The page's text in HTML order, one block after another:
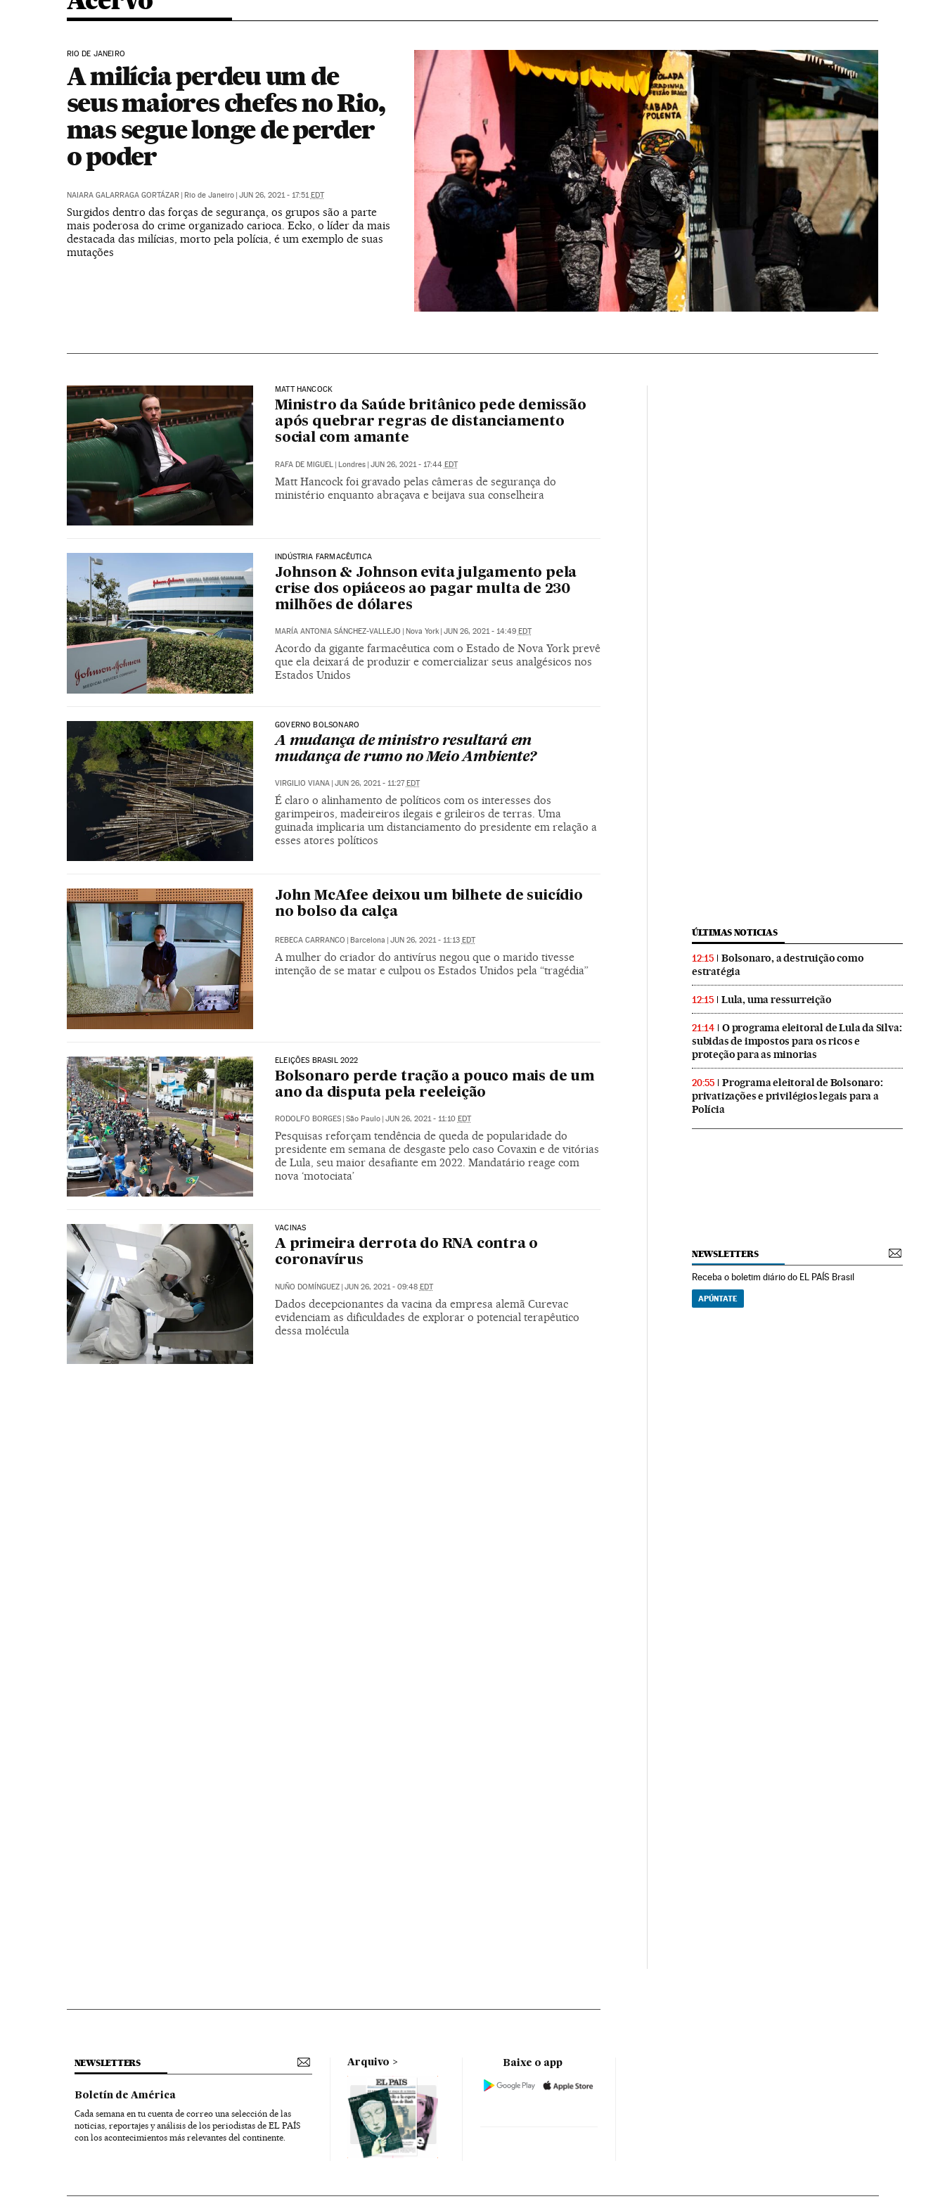
RIO DE JANEIRO
A milícia perdeu um de
seus maiores chefes no Rio,
mas segue longe de perder
o poder
NAIARA GALARRAGA GORTÁZAR | Rio de Janeiro | JUN 26, 2021 - 17:51EDT
Surgidos dentro das forças de segurança, os grupos são a parte
mais poderosa do crime organizado carioca. Ecko, o líder da mais
destacada das milícias, morto pela polícia, é um exemplo de suas
mutações
MATT HANCOCK
Ministro da Saúde britânico pede demissão
após quebrar regras de distanciamento
social com amante
RAFA DE MIGUEL | Londres | JUN 26, 2021 - 17:44 EDT
Matt Hancock foi gravado pelas câmeras de segurança do
ministério enquanto abraçava e beijava sua conselheira
INDÚSTRIA FARMACÊUTICA
Johnson & Johnson evita julgamento pela
crise dos opiáceos ao pagar multa de 230
milhões de dólares
MARÍA ANTONIA SÁNCHEZ-VALLEJO Nova York JUN 26, 2021 - 14:49 EDT
Acordo da gigante farmacêutica com o Estado de Nova York prevê
que ela deixará de produzir e comercializar seus analgésicos nos
Estados Unidos
GOVERNO BOLSONARO
A mudança de ministro resultará em
mudança de rumo no Meio Ambiente?
VIRGILIO VIANA | JUN 26, 2021 - 11:27EDT
É claro o alinhamento de políticos com os interesses dos
garimpeiros, madeireiros ilegais e grileiros de terras. Uma
guinada implicaria um distanciamento do presidente em relação a
esses atores políticos
John McAfee deixou um bilhete de suicídio
no bolso da calça
REBECA CARRANCO | Barcelona | JUN 26, 2021 - 11:13 EDT
A mulher do criador do antivírus negou que o marido tivesse
intenção de se matar e culpou os Estados Unidos pela “tragédia”
ELEIÇÕES BRASIL 2022
Bolsonaro perde tração a pouco mais de um
ano da disputa pela reeleição
RODOLFO BORGES | São Paulo | JUN 26, 2021 - 11:10 EDT
Pesquisas reforçam tendência de queda de popularidade do
presidente em semana de desgaste pelo caso Covaxin e de vitórias
de Lula, seu maior desafiante em 2022. Mandatário reage com
nova ‘motociata’
VACINAS
A primeira derrota do RNA contra o
coronavírus
NUÑO DOMÍNGUEZ | JUN 26, 2021 - 09:48 EDT
Dados decepcionantes da vacina da empresa alemã Curevac
evidenciam as dificuldades de explorar o potencial terapêutico
dessa molécula
ÚLTIMAS NOTICIAS
12:15
Bolsonaro, a destruição como
estratégia
12:15 Lula, uma ressurreição
21:14
O programa eleitoral de Lula da Silva:
subidas de impostos para os ricos e
proteção para as minorias
20:55
Programa eleitoral de Bolsonaro:
privatizações e privilégios legais para a
Polícia
NEWSLETTERS
Receba o boletim diário do EL PAÍS Brasil
APÚNTATE
NEWSLETTERS
Boletín de América
Cada semana en tu cuenta de correo una selección de las
noticias, reportajes y análisis de los periodistas de EL PAÍS
con los acontecimientos más relevantes del continente.
Arquivo Baixe o app